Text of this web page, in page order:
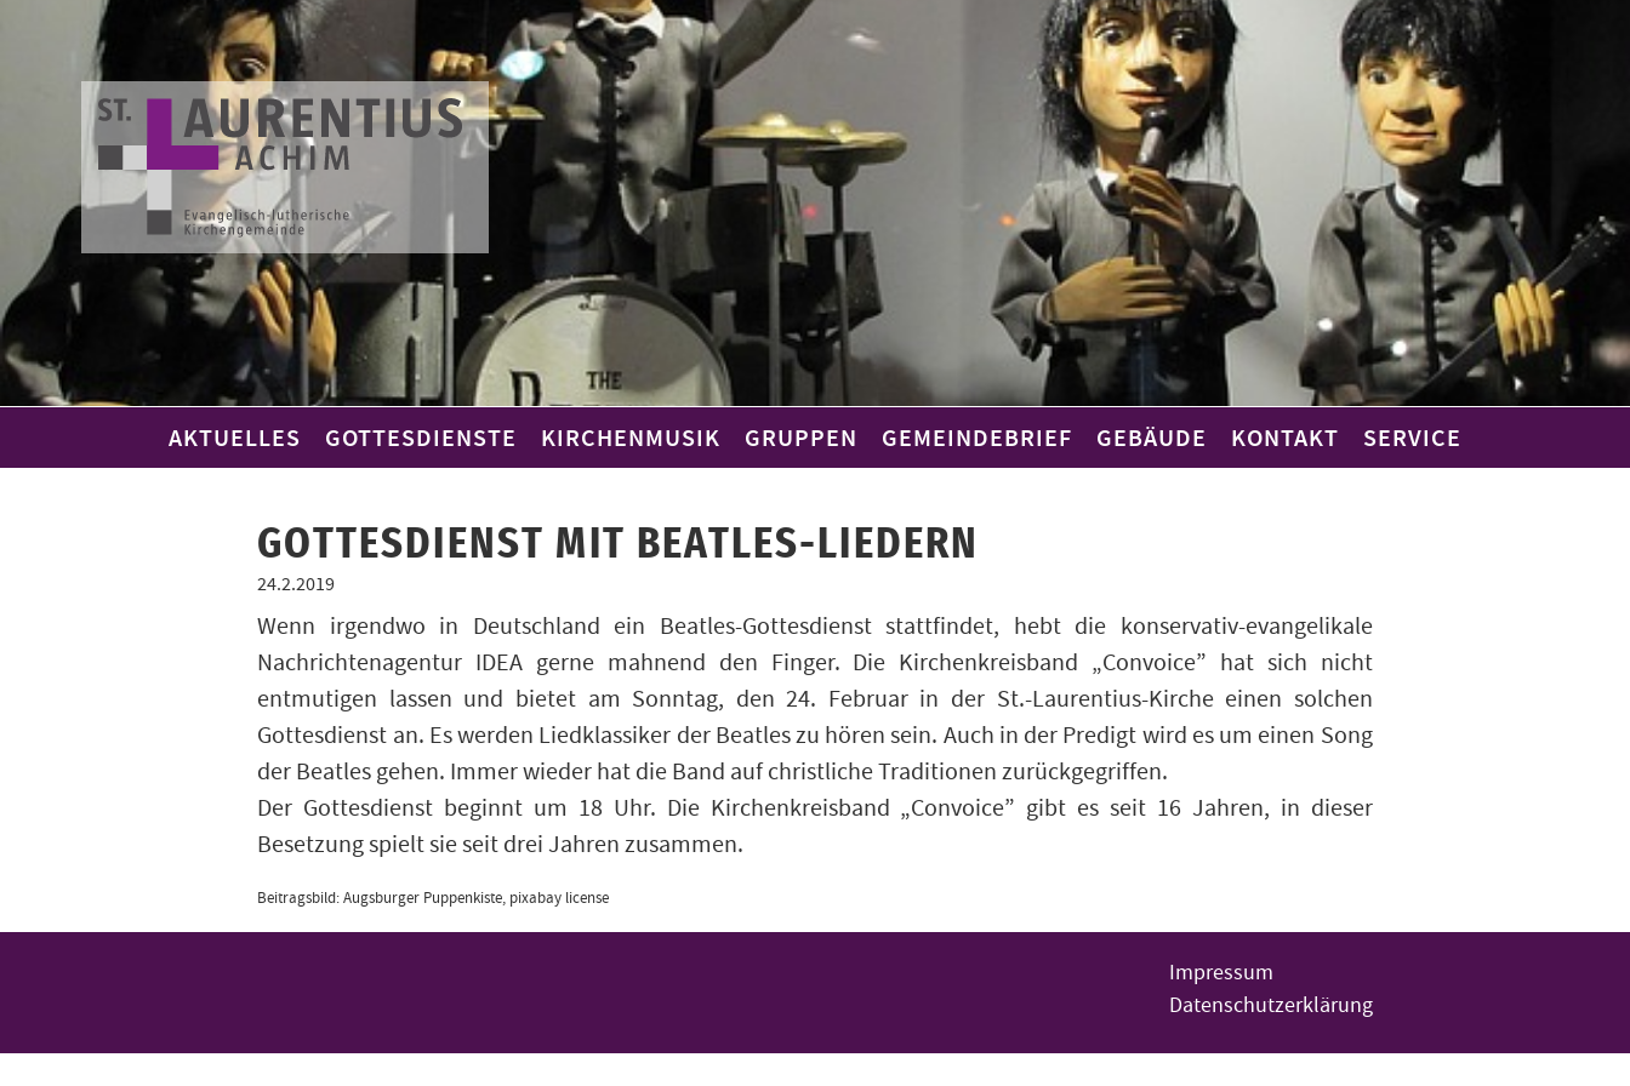
AKTUELLES GOTTESDIENSTE KIRCHENMUSIK GRUPPEN GEMEINDEBRIEF GEBÄUDE KONTAKT SERVICE
GOTTESDIENST MIT BEATLES-LIEDERN
24.2.2019
Wenn irgendwo in Deutschland ein Beatles-Gottesdienst stattfindet, hebt die konservativ-evangelikale
Nachrichtenagentur IDEA gerne mahnend den Finger. Die Kirchenkreisband „Convoice” hat sich nicht
entmutigen lassen und bietet am Sonntag, den 24. Februar in der St.-Laurentius-Kirche einen solchen
Gottesdienst an. Es werden Liedklassiker der Beatles zu hören sein. Auch in der Predigt wird es um einen Song
der Beatles gehen. Immer wieder hat die Band auf christliche Traditionen zurückgegriffen.
Der Gottesdienst beginnt um 18 Uhr. Die Kirchenkreisband „Convoice” gibt es seit 16 Jahren, in dieser
Besetzung spielt sie seit drei Jahren zusammen.
Beitragsbild: Augsburger Puppenkiste, pixabay license
Impressum
Datenschutzerklärung